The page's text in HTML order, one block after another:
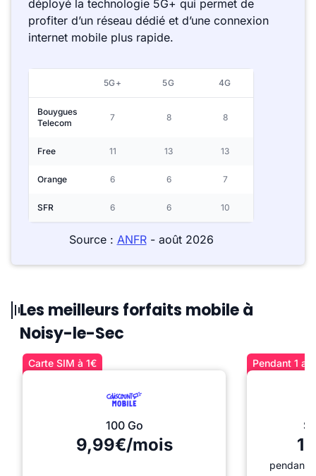
déployé la technologie 5G+ qui permet de
profiter d’un réseau dédié et d’une connexion
internet mobile plus rapide.
5G+ 5G 4G
Bouygues
Telecom
7 8 8
Free 11 13 13
Orange 6 6 7
SFR 6 6 10
Source : ANFR- août 2026
Les meilleurs forfaits mobile à
Noisy-le-Sec
Carte SIM à 1€
100 Go
9,99€/mois
Pendant 1
pendant